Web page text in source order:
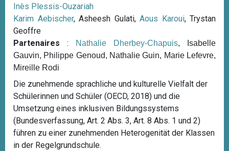
n
Inès Plessis-Ouzariah
Karim Aebischer, Asheesh Gulati, Aous Karoui, Trystan
Geoffre
Partenaires : Nathalie Dherbey-Chapuis, Isabelle
Gauvin, Philippe Genoud, Nathalie Guin, Marie Lefevre,
Mireille Rodi
Die zunehmende sprachliche und kulturelle Vielfalt der
Schülerinnen und Schüler (OECD, 2018) und die
Umsetzung eines inklusiven Bildungssystems
(Bundesverfassung, Art. 2 Abs. 3, Art. 8 Abs. 1 und 2)
führen zu einer zunehmenden Heterogenität der Klassen
in der Regelgrundschule.